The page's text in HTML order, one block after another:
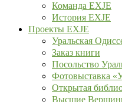
Команда EXJE
История EXJE
Проекты EXJE
Уральская
Заказ книги
Посольство
Фотовыставка
Открытая
Высшие